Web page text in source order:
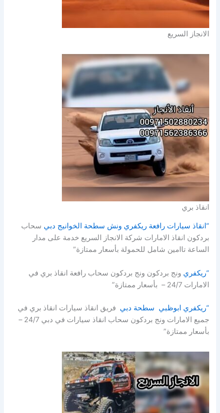
الانجاز السريع
انقاذ بري
“انقاذ سيارات رافعة ريكفري ونش سطحة الخوانيج دبي سحاب
بردكون انقاذ الامارات شركة الانجاز السريع خدمة على مدار
الساعة تاامين شامل للحمولة بأسعار ممتازة”
“ريكفري ونج بردكون ونج بردكون سحاب رافعة انقاذ بري في
الامارات 24/7 – بأسعار ممتازة”
“ريكفري ابوظبي سطحة دبي فريق انقاذ سيارات انقاذ بري في
جميع الامارات ونج بردكون سحاب انقاذ سيارات في دبي 24/7 –
بأسعار ممتازة”